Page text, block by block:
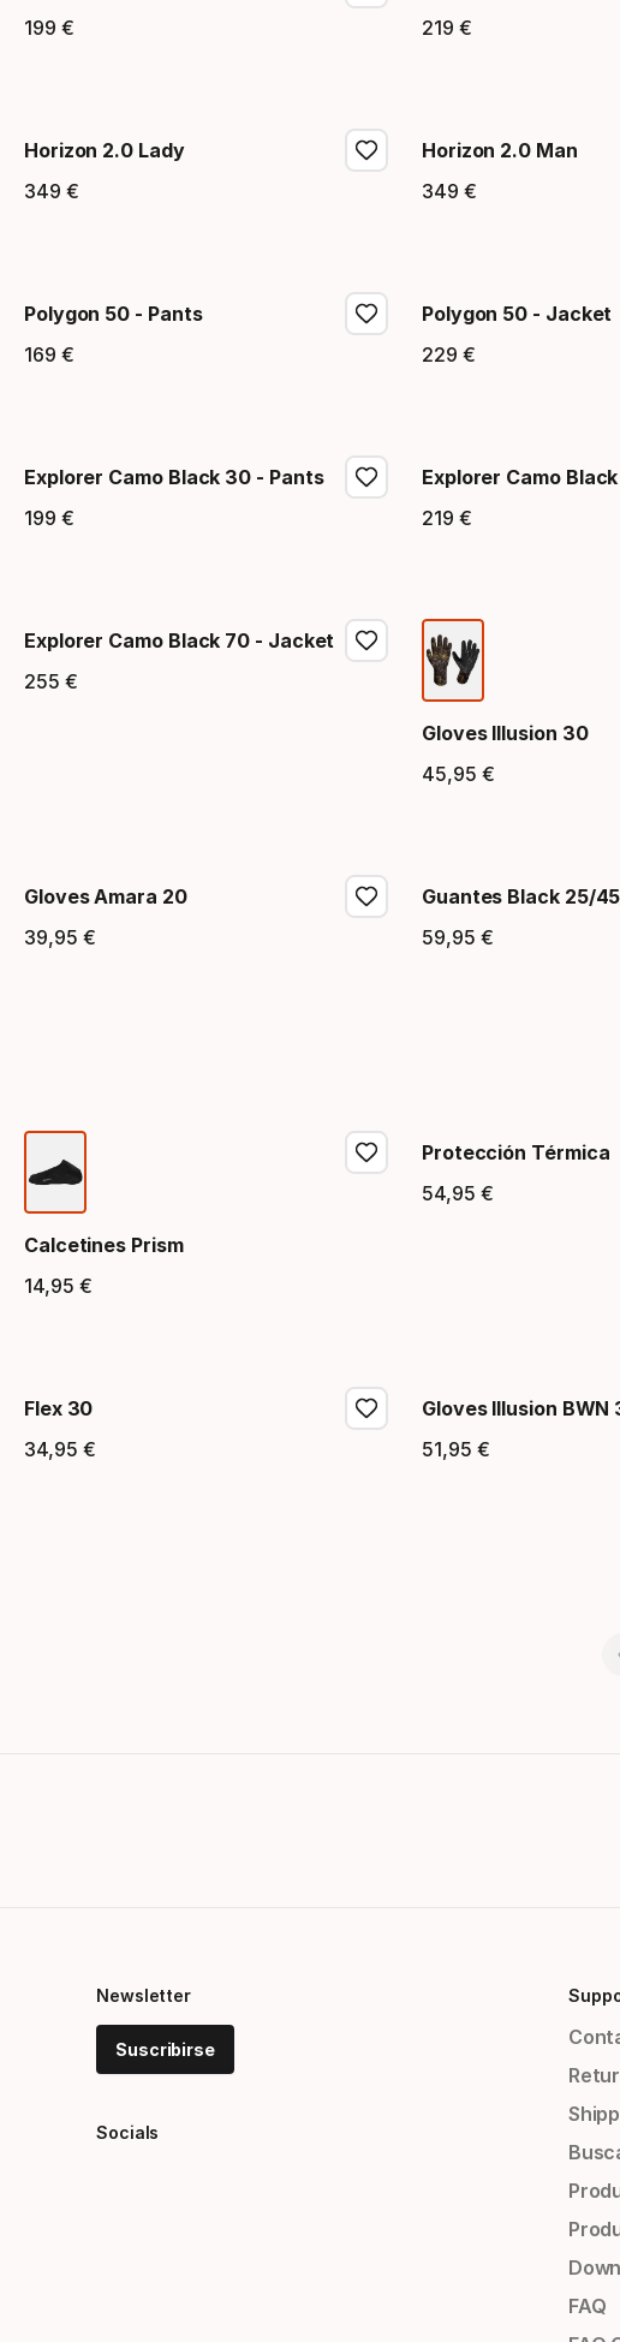
199 €
219 €
Horizon 2.0 Lady
349 €
Horizon 2.0 Man
349 €
Polygon 50 - Pants
169 €
Polygon 50 - Jacket
229 €
Explorer Camo Black 30 - Pants
199 €
Explorer Camo
219 €
Explorer Camo Black 70 - Jacket
255 €
Gloves Illusion 30
45,95 €
Precio final
Gloves Amara 20
39,95 €
Precio final
Guantes Black 25/
59,95 €
Precio final
Calcetines Prism
14,95 €
Precio final
Protección Térmica
54,95 €
Precio final
Flex 30
34,95 €
Precio final
Gloves Illusion BWN
51,95 €
Precio final
Newsletter
Suscribirse
Socials
FAQ